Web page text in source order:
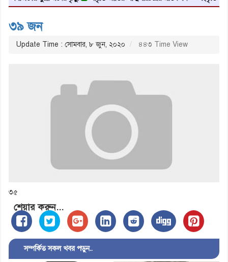
৩৯ জন
Update Time : সোমবার, ৮ জুন, ২০২০ ৪৪৩ Time View
৩৫
শেয়ার করুন...
সম্পর্কিত সকল খবর পড়ুন..